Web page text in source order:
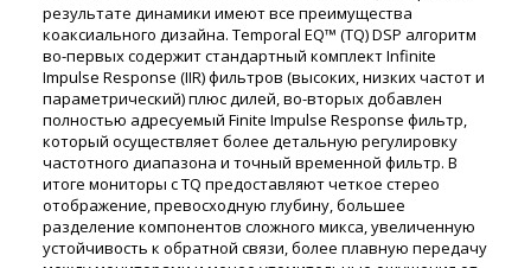
результате динамики имеют все преимущества
коаксиального дизайна. Temporal EQ™ (TQ) DSP алгоритм
во-первых содержит стандартный комплект Infinite
Impulse Response (IIR) фильтров (высоких, низких частот и
параметрический) плюс дилей, во-вторых добавлен
полностью адресуемый Finite Impulse Response фильтр,
который осуществляет более детальную регулировку
частотного диапазона и точный временной фильтр. В
итоге мониторы с TQ предоставляют четкое стерео
отображение, превосходную глубину, большее
разделение компонентов сложного микса, увеличенную
устойчивость к обратной связи, более плавную передачу